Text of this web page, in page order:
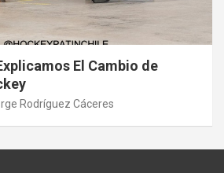
El Cambio de
Rodríguez Cáceres